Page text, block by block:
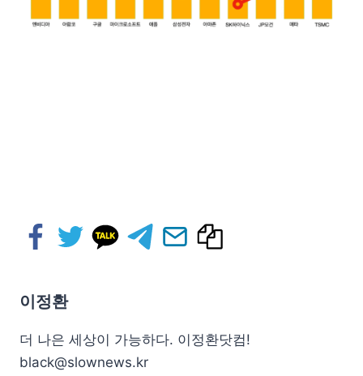
이정환
더 나은 세상이 가능하다. 이정환닷컴!
black@slownews.kr